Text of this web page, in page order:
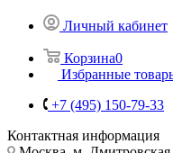
Личный кабинет
Корзина0
Избранные
+7 (495) 150-79-33
Контактная информация